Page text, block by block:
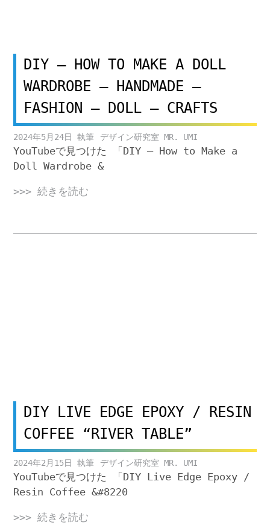
DIY – HOW TO MAKE A DOLL
WARDROBE – HANDMADE –
FASHION – DOLL – CRAFTS
2024年5月24日 デザイン研究室 MR. UMI
YouTubeで見つけた 「DIY – How to Make a
Doll Wardrobe &
>>> 続きを読む
DIY LIVE EDGE EPOXY / RESIN
COFFEE “RIVER TABLE”
2024年2月15日 デザイン研究室 MR. UMI
YouTubeで見つけた 「DIY Live Edge Epoxy /
Resin Coffee &#8220
>>> 続きを読む